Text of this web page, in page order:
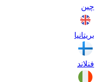
چین
بریتانیا
فنلاند